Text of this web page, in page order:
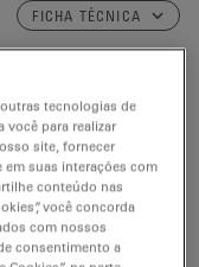
FICHA TÉCNICA
tecnologias de
você para realizar
site, fornecer
suas interações com
conteúdo nas
você concorda
com nossos
consentimento a